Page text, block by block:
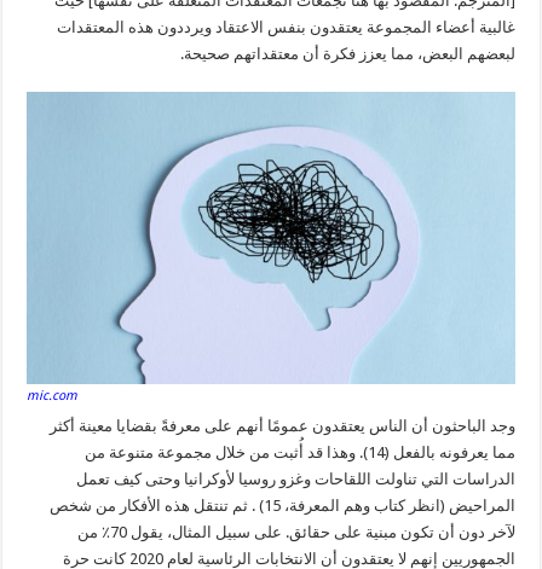
غالبية أعضاء المجموعة يعتقدون بنفس الاعتقاد ويرددون هذه المعتقدات
لبعضهم البعض، مما يعزز فكرة أن معتقداتهم صحيحة.
mic.com
وجد الباحثون أن الناس يعتقدون عمومًا أنهم على معرفةً بقضايا معينة أكثر
مما يعرفونه بالفعل (14). وهذا قد أُثبت من خلال مجموعة متنوعة من
الدراسات التي تناولت اللقاحات وغزو روسيا لأوكرانيا وحتى كيف تعمل
المراحيض (انظر كتاب وهم المعرفة، 15) . ثم تنتقل هذه الأفكار من شخص
لآخر دون أن تكون مبنية على حقائق. على سبيل المثال، يقول 70٪ من
الجمهوريين إنهم لا يعتقدون أن الانتخابات الرئاسية لعام 2020 كانت حرة